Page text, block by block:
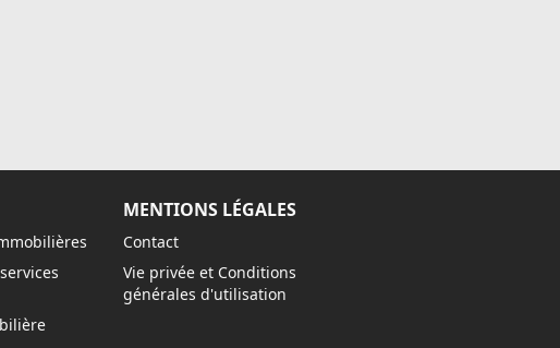
MENTIONS LÉGALES
Contact
Vie privée et Conditions
générales d'utilisation